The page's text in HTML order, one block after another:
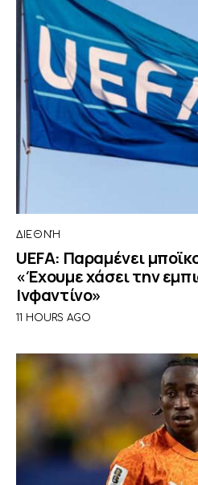
ΔΙΕΘΝΉ
UEFA: Παραμένει
«Έχουμε χάσει την
Ινφαντίνο»
11 HOURS AGO